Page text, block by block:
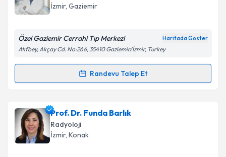
İzmir, Gaziemir
Özel Gaziemir Cerrahi Tıp Merkezi Haritada Göster
Atıfbey, Akçay Cd. No:266, 35410 Gaziemir/İzmir, Turkey
Randevu Talep Et
Randevu Takvimi Talebi
Uzm. Dr. Sadık İnceiçin randevu takvimi talebi
oluşturun. Size bu uzmandan randevu almanız için bir
takvim hazırlandığında e-posta ile bilgilendireceğiz.
Prof. Dr. Funda Barlık
Radyoloji
İzmir, Konak